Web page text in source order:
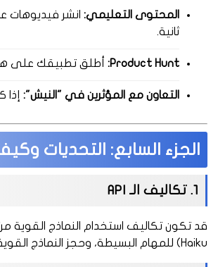
المحتوى التعليمي:
ثانية.
Product Hunt: أطلق تطبيقك على هذه المنصة
التعاون مع المؤثرين في "النيش":
الجزء السابع: التحديات
1. تكاليف الـ API
Haiku) للمهام البسيطة، وحجز النماذج القوية للمهام المعقدة.